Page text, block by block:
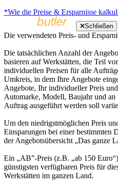
*Wie die Preise & Ersparnisse
Schließen
Die verwendeten Preis- und
Die tatsächlichen Anzahl der
basieren auf Werkstätten, die Teil
individuellen Preisen für alle
Umkreis, in dem Ihre Angebote
Angebote, Ihr individueller Preis
Automarke, Modell, Baujahr und
Auftrag ausgeführt werden soll
Um den niedrigstmöglichen Preis
Einsparungen bei einer bestimmten
der Angebotsübersicht „Das ganze
Ein „AB”-Preis (z.B. „ab 150
günstigsten verfügbaren Preis für
Werkstätten im ganzen Land.